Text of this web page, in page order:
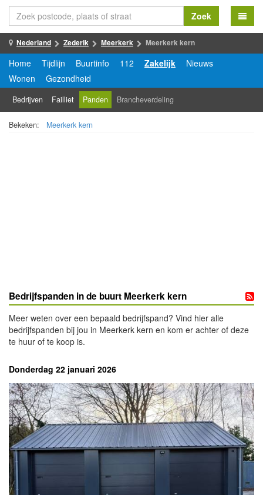
Zoek
Nederland Zederik Meerkerk Meerkerk kern
Home Tijdlijn Buurtinfo 112 Zakelijk
Nieuws
Wonen
Gezondheid
Bedrijven Failliet Panden Brancheverdeling
Bekeken: Meerkerk kern
Bedrijfspanden in de buurt Meerkerk kern
Meer weten over een bepaald bedrijfspand? Vind hier alle
bedrijfspanden bij jou in Meerkerk kern en kom er achter of deze
te huur of te koop is.
Donderdag 22 januari 2026